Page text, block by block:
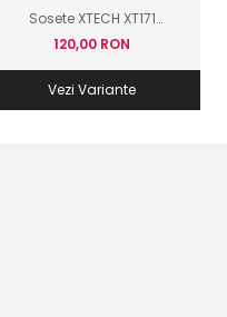
Sosete XTECH XT171
pentru schi
120,00 RON
Vezi Variante